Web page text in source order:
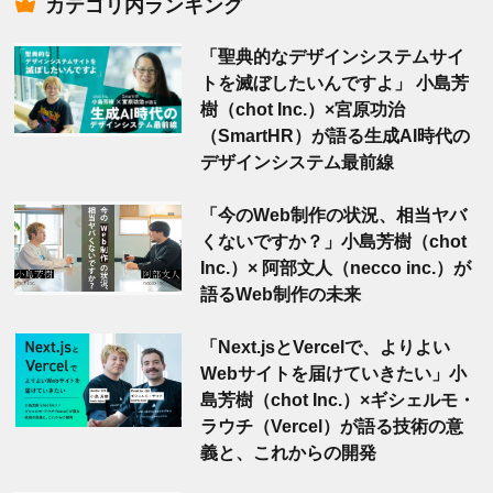
カテゴリ内ランキング
「聖典的なデザインシステムサイ
トを滅ぼしたいんですよ」 小島芳
樹（chot Inc.）×宮原功治
（SmartHR）が語る生成AI時代の
デザインシステム最前線
「今のWeb制作の状況、相当ヤバ
くないですか？」小島芳樹（chot
Inc.）× 阿部文人（necco inc.）が
語るWeb制作の未来
「Next.jsとVercelで、よりよい
Webサイトを届けていきたい」小
島芳樹（chot Inc.）×ギシェルモ・
ラウチ（Vercel）が語る技術の意
義と、これからの開発